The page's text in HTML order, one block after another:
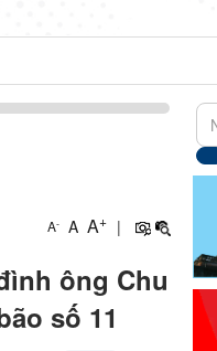
A- A A+ |
ông Chu
số 11